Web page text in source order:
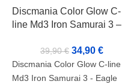
Discmania Color Glow C-
line Md3 Iron Samurai 3 –
39,90€ 34,90 €
Discmania Color Glow C-line
Md3 Iron Samurai 3 - Eagle